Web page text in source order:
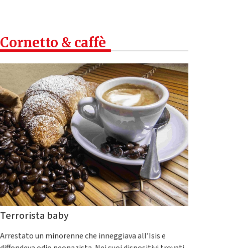
Cornetto & caffè
Terrorista baby
Arrestato un minorenne che inneggiava all’Isis e